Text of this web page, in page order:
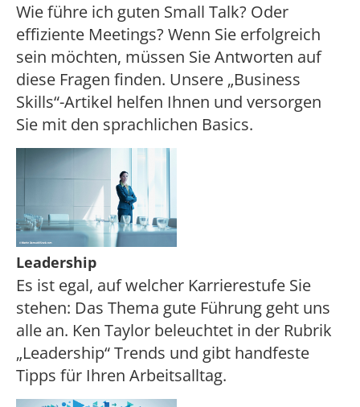
Wie führe ich guten Small Talk? Oder
effiziente Meetings? Wenn Sie erfolgreich
sein möchten, müssen Sie Antworten auf
diese Fragen finden. Unsere „Business
Skills“-Artikel helfen Ihnen und versorgen
Sie mit den sprachlichen Basics.
Leadership
Es ist egal, auf welcher Karrierestufe Sie
stehen: Das Thema gute Führung geht uns
alle an. Ken Taylor beleuchtet in der Rubrik
„Leadership“ Trends und gibt handfeste
Tipps für Ihren Arbeitsalltag.